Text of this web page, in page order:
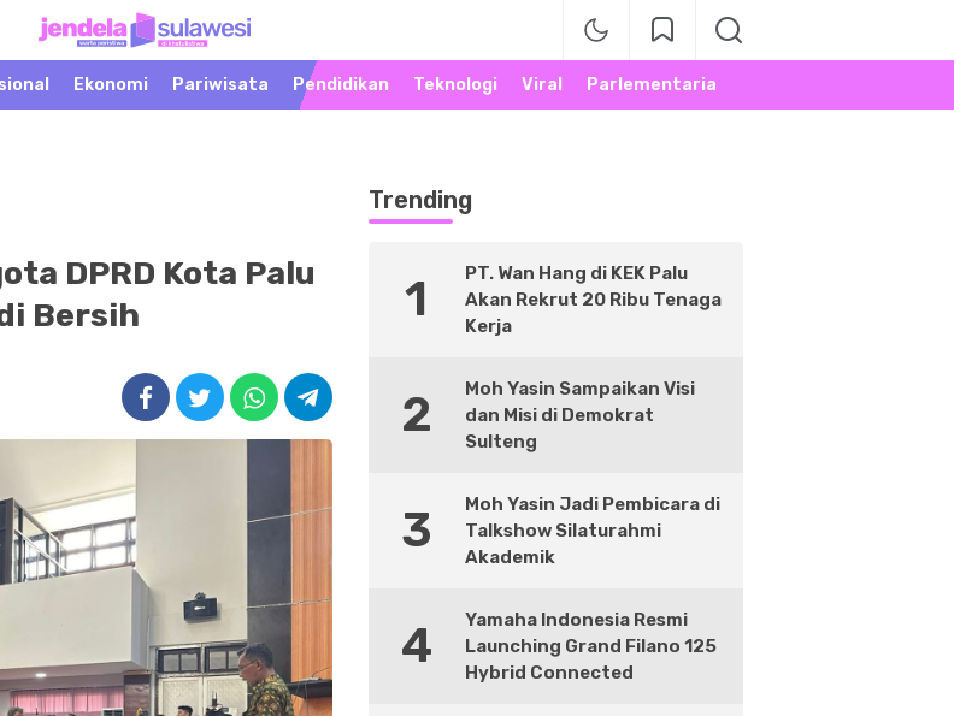
Jendela Sulawesi
Warta Peristiwa di
Khatulistiwa
Ekonomi Pariwisata Pendidikan Teknologi Viral Parlementaria
DPRD Kota Palu
Bersih
Trending
1
PT. Wan Hang di KEK Palu
Akan Rekrut 20 Ribu Tenaga
Kerja
2
Moh Yasin Sampaikan Visi
dan Misi di Demokrat
Sulteng
3
Moh Yasin Jadi Pembicara di
Talkshow Silaturahmi
Akademik
4
Yamaha Indonesia Resmi
Launching Grand Filano 125
Hybrid Connected